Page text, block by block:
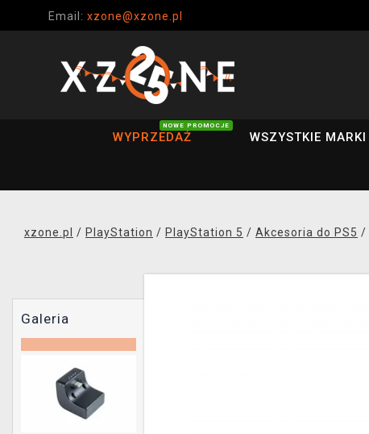
Email: xzone@xzone.pl
WYPRZEDAŻ
NOWE PROMOCJE
WSZYSTKIE MARKI
xzone.pl / PlayStation / PlayStation 5 / Akcesoria do PS5 /
Galeria